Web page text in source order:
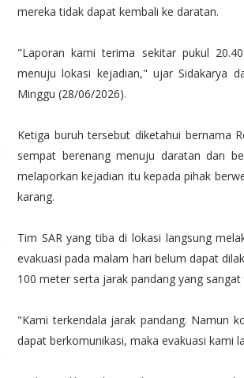
mereka tidak dapat kembali ke daratan.
"Laporan kami terima sekitar pukul
menuju lokasi kejadian," ujar Sidakarya
Minggu (28/06/2026).
Ketiga buruh tersebut diketahui bernama
sempat berenang menuju daratan dan
melaporkan kejadian itu kepada pihak
karang.
Tim SAR yang tiba di lokasi langsung
evakuasi pada malam hari belum dapat
100 meter serta jarak pandang yang sangat
"Kami terkendala jarak pandang. Namun
dapat berkomunikasi, maka evakuasi kami